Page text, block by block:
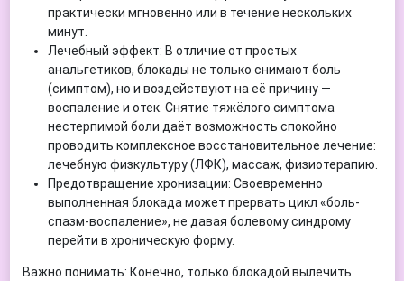
практически мгновенно или в течение нескольких
минут.
Лечебный эффект: В отличие от простых
анальгетиков, блокады не только снимают боль
(симптом), но и воздействуют на её причину —
воспаление и отек. Снятие тяжёлого симптома
нестерпимой боли даёт возможность спокойно
проводить комплексное восстановительное лечение:
лечебную физкультуру (ЛФК), массаж, физиотерапию.
Предотвращение хронизации: Своевременно
выполненная блокада может прервать цикл «боль-
спазм-воспаление», не давая болевому синдрому
перейти в хроническую форму.
Важно понимать: Конечно, только блокадой вылечить